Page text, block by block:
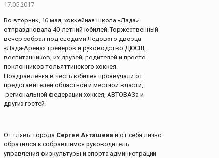
17.05.2017
Во вторник, 16 мая, хоккейная школа «Лада»
отпраздновала 40-летний юбилей. Торжественный
вечер собрал под сводами Ледового дворца
«Лада-Арена» тренеров и руководство ДЮСШ,
воспитанников, их друзей, родителей и просто
поклонников тольяттинского хоккея.
Поздравления в честь юбилея прозвучали от
представителей областной и местной власти,
региональной федерации хоккея, АВТОВАЗа и
других гостей.
От главы города Сергея Анташева и от себя лично
обратился к собравшимся руководитель
управления физкультуры и спорта администрации